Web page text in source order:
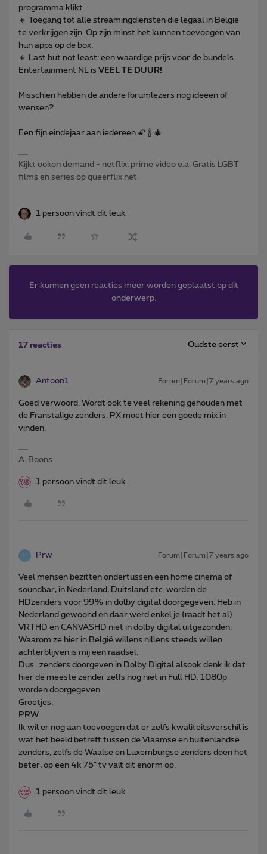
programma klikt
🔸 Toegang tot alle streamingdiensten die legaal in België
te verkrijgen zijn. Op zijn minst het kunnen toevoegen van
hun apps op de box.
🔸 Last but not least: een waardige prijs voor de bundels.
Entertainment NL is VEEL TE DUUR!
Misschien hebben de andere forumlezers nog ideeën of
wensen?
Een fijn eindejaar aan iedereen 🌠 🍾 🎄
Kijkt ookon demand - netflix, prime video e.a. Gratis LGBT
films en series op queerflix.net.
1 persoon vindt dit leuk
Er kunnen geen reacties meer worden geplaatst op dit
onderwerp.
17 reacties Oudste eerst
Antoon1 Forum|Forum|7 years ago
Goed verwoord. Wordt ook te veel rekening gehouden met
de Franstalige zenders. PX moet hier een goede mix in
vinden.
A. Boons
1 persoon vindt dit leuk
P Prw Forum|Forum|7 years ago
Veel mensen bezitten ondertussen een home cinema of
soundbar, in Nederland, Duitsland etc. worden de
HDzenders voor 99% in dolby digital doorgegeven. Heb in
Nederland gewoond en daar werd enkel je (raadt het al)
VRTHD en CANVASHD niet in dolby digital uitgezonden.
Waarom ze hier in België willens nillens steeds willen
achterblijven is mij een raadsel.
Dus...zenders doorgeven in Dolby Digital alsook denk ik dat
hier de meeste zender zelfs nog niet in Full HD, 1080p
worden doorgegeven.
Groetjes,
PRW
Ik wil er nog aan toevoegen dat er zelfs kwaliteitsverschil is
wat het beeld betreft tussen de Vlaamse en buitenlandse
zenders, zelfs de Waalse en Luxemburgse zenders doen het
beter, op een 4k 75" tv valt dit enorm op.
1 persoon vindt dit leuk